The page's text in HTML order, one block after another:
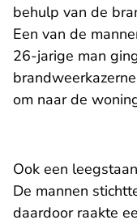
behulp van de
Een van de
26-jarige man
om naar de
Ook een
De mannen
daardoor raakte